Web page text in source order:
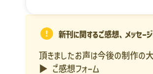
新刊に関するご感想、メッセー
頂きましたお声は今後の制作の大
▶ ご感想フォーム